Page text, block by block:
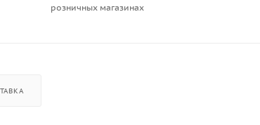
розничных магазинах